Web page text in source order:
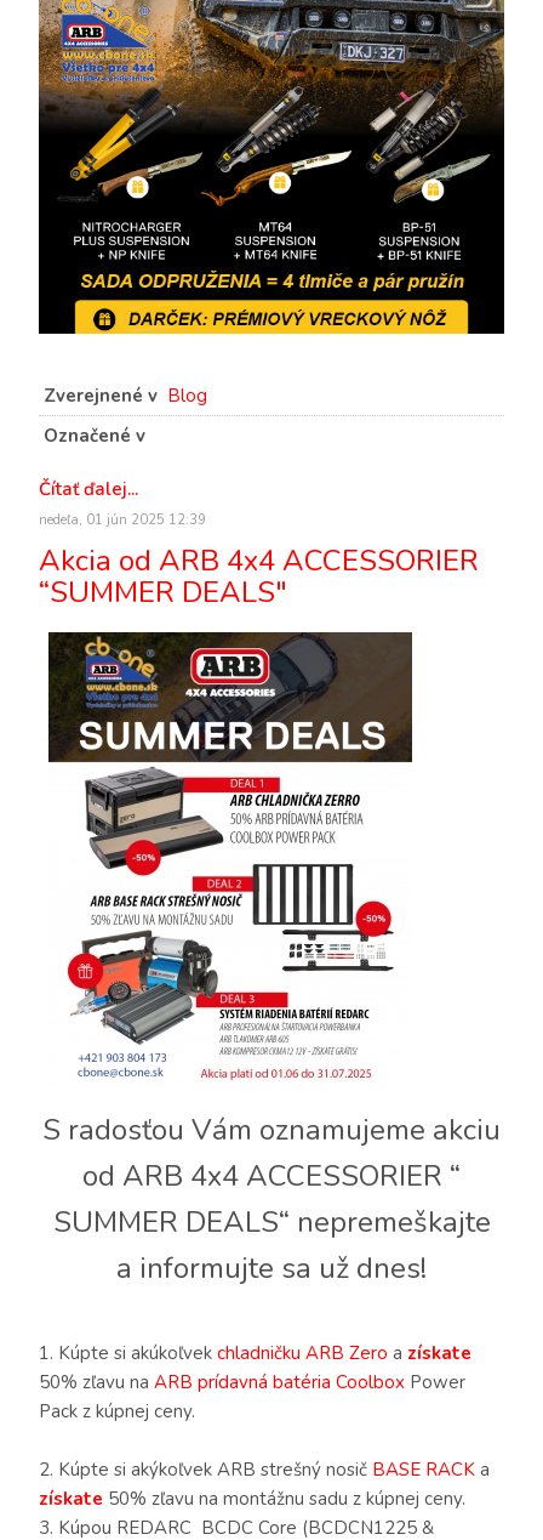
Zverejnené v Blog
Označené v
Čítať ďalej...
nedeľa, 01 jún 2025 12:39
Akcia od ARB 4x4 ACCESSORIER
“SUMMER DEALS"
S radosťou Vám oznamujeme akciu
od ARB 4x4 ACCESSORIER “
SUMMER DEALS“ nepremeškajte
a informujte sa už dnes!
1. Kúpte si akúkoľvek chladničku ARB Zero a získate
50% zľavu na ARB prídavná batéria Coolbox Power
Pack z kúpnej ceny.
2. Kúpte si akýkoľvek ARB strešný nosič BASE RACK a
získate 50% zľavu na montážnu sadu z kúpnej ceny.
3. Kúpou REDARC BCDC Core (BCDCN1225 &